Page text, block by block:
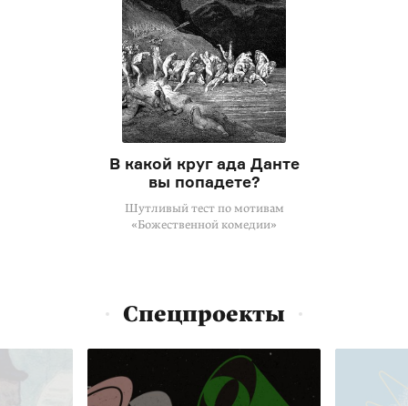
В какой круг ада Данте
вы попадете?
Шутливый тест по мотивам
«Божественной комедии»
Спецпроекты